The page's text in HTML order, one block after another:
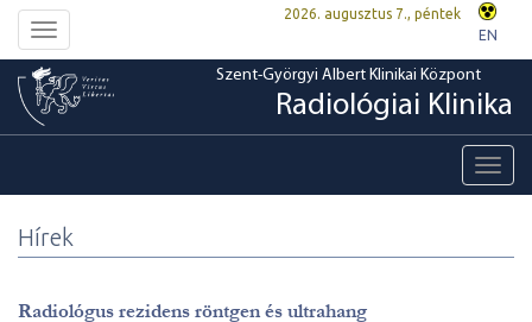
Toggle
navigation
2026. augusztus 7., péntek
EN
Szent-Györgyi Albert Klinikai Központ
Radiológiai Klinika
Hírek
Radiológus rezidens röntgen és ultrahang